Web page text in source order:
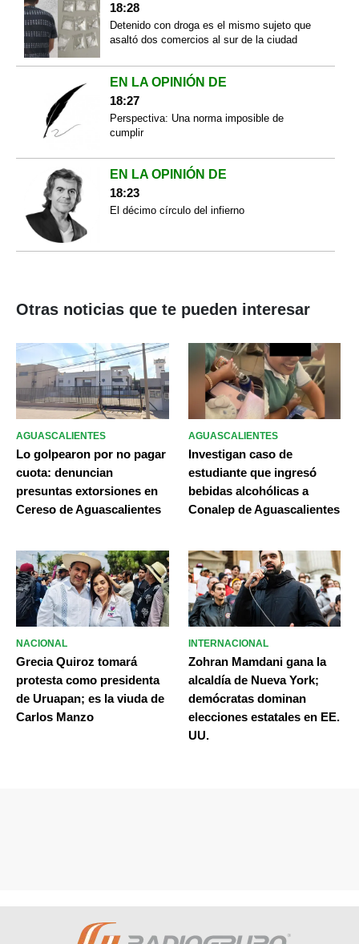
18:28
Detenido con droga es el mismo sujeto que
asaltó dos comercios al sur de la ciudad
EN LA OPINIÓN DE
18:27
Perspectiva: Una norma imposible de
cumplir
EN LA OPINIÓN DE
18:23
El décimo círculo del infierno
Otras noticias que te pueden interesar
AGUASCALIENTES
Lo golpearon por no pagar
cuota: denuncian
presuntas extorsiones en
Cereso de Aguascalientes
AGUASCALIENTES
Investigan caso de
estudiante que ingresó
bebidas alcohólicas a
Conalep de Aguascalientes
NACIONAL
Grecia Quiroz tomará
protesta como presidenta
de Uruapan; es la viuda de
Carlos Manzo
INTERNACIONAL
Zohran Mamdani gana la
alcaldía de Nueva York;
demócratas dominan
elecciones estatales en EE.
UU.